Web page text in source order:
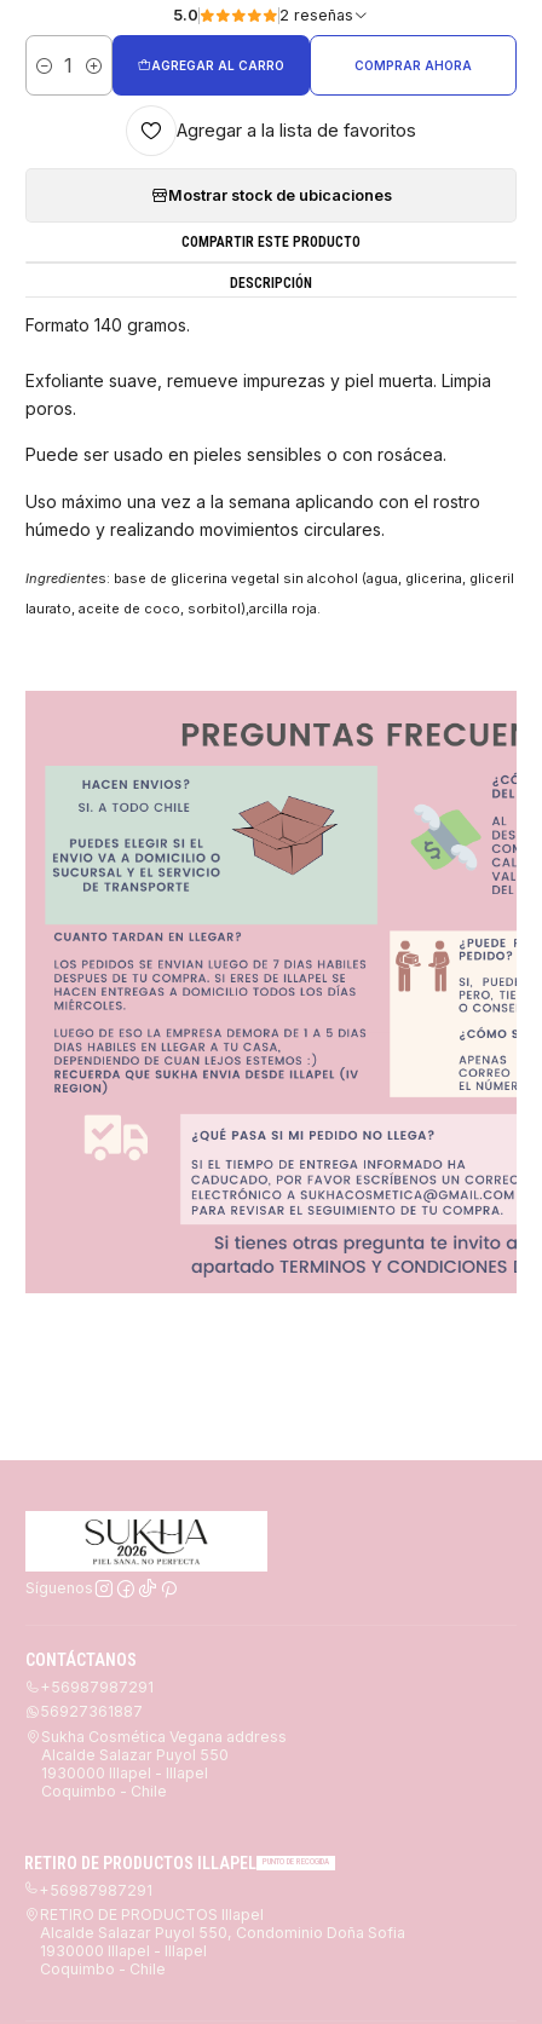
5.0 2 reseñas
Cantidad
AGREGAR AL CARRO COMPRAR AHORA
Agregar a la lista de favoritos
Mostrar stock de ubicaciones
COMPARTIR ESTE PRODUCTO
DESCRIPCIÓN
Formato 140 gramos.
Exfoliante suave, remueve impurezas y piel muerta. Limpia
poros.
Puede ser usado en pieles sensibles o con rosácea.
Uso máximo una vez a la semana aplicando con el rostro
húmedo y realizando movimientos circulares.
Ingredientes: base de glicerina vegetal sin alcohol (agua, glicerina, gliceril
laurato, aceite de coco, sorbitol),arcilla roja.
Síguenos
CONTÁCTANOS
+56987987291
56927361887
Sukha Cosmética Vegana address
Alcalde Salazar Puyol 550
1930000 Illapel - Illapel
Coquimbo - Chile
RETIRO DE PRODUCTOS ILLAPEL PUNTO DE RECOGIDA
+56987987291
RETIRO DE PRODUCTOS Illapel
Alcalde Salazar Puyol 550, Condominio Doña Sofia
1930000 Illapel - Illapel
Coquimbo - Chile